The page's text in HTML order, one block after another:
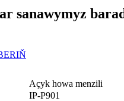
sanawymyz
Açyk howa menzili
IP-P901